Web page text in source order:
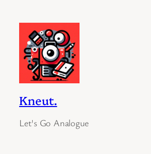
Kneut.
Let's Go Analogue